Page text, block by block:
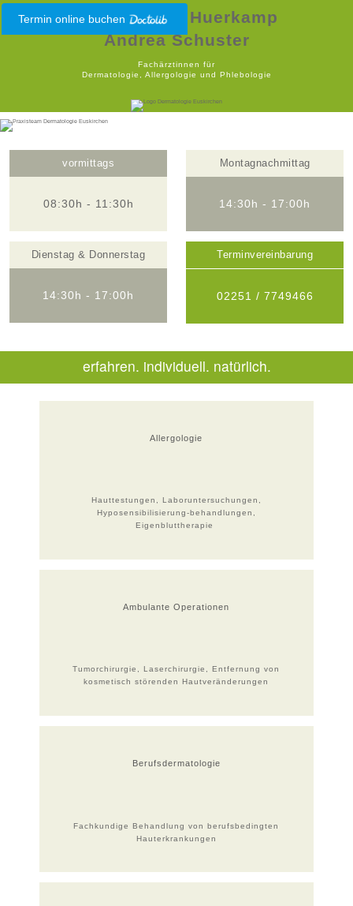
Dr. Christina Huerkamp
Andrea Schuster
Fachärztinnen für
Dermatologie, Allergologie und Phlebologie
Termin online buchen
vormittags
08:30h - 11:30h
Montagnachmittag
14:30h - 17:00h
Dienstag & Donnerstag
14:30h - 17:00h
Terminvereinbarung
02251 / 7749466
erfahren. individuell. natürlich.
Allergologie
Hauttestungen, Laboruntersuchungen,
Hyposensibilisierung-behandlungen,
Eigenbluttherapie
Ambulante Operationen
Tumorchirurgie, Laserchirurgie, Entfernung von
kosmetisch störenden Hautveränderungen
Berufsdermatologie
Fachkundige Behandlung von berufsbedingten
Hauterkrankungen